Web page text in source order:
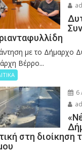
με το Δήμαρχο
Βέρρο...
6
στη διοίκηση